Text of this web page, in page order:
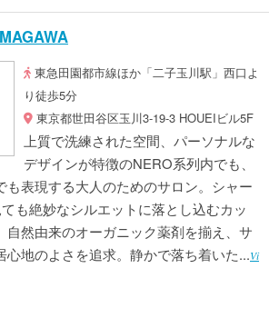
東急田園都市線ほか「二子玉川駅」西口よ
り徒歩5分
東京都世田谷区玉川3-19-3 HOUEIビル5F
上質で洗練された空間、パーソナルな
デザインが特徴のNERO系列内でも、
も表現する大人のためのサロン。シャー
も絶妙なシルエットに落とし込むカッ
自然由来のオーガニック薬剤を揃え、サ
心地のよさを追求。静かで落ち着いた...Vi